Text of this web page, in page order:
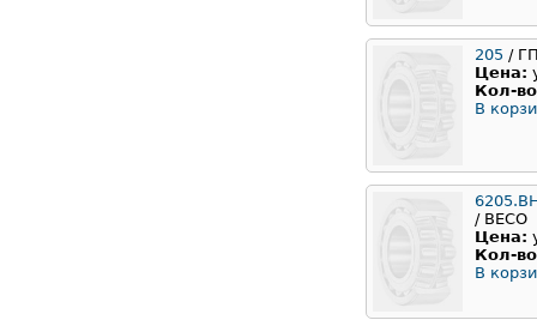
205 /
Цена:
Кол-
В
/ BECO
Цена:
Кол-
В